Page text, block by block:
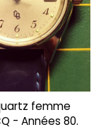
femme
- Années 80.